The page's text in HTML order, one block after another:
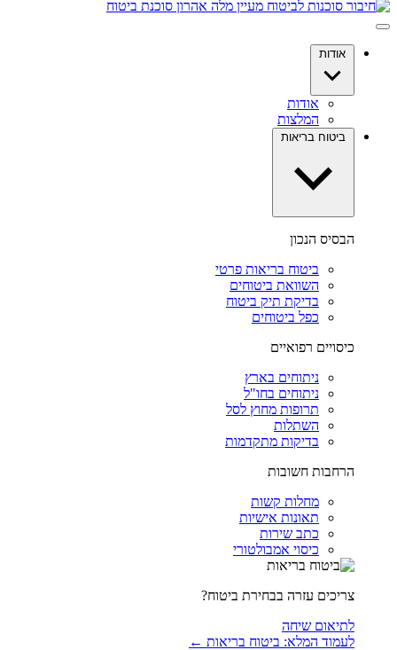
אודות
אודות
המלצות
ביטוח בריאות
הבסיס הנכון
ביטוח בריאות פרטי
השוואת ביטוחים
בדיקת תיק ביטוח
כפל ביטוחים
כיסויים רפואיים
ניתוחים בארץ
ניתוחים בחו"ל
תרופות מחוץ לסל
השתלות
בדיקות מתקדמות
הרחבות חשובות
מחלות קשות
תאונות אישיות
כתב שירות
כיסוי אמבולטורי
צריכים עזרה בבחירת ביטוח?
לתיאום שיחה
לעמוד המלא: ביטוח בריאות ←